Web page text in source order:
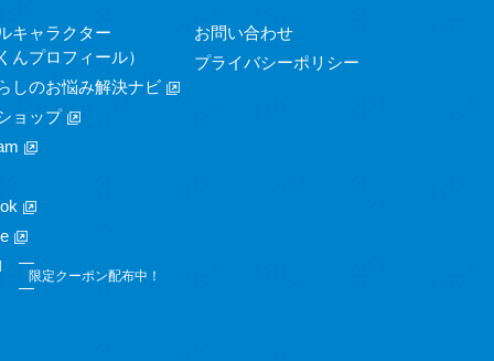
キャラクター
んプロフィール）
しのお悩み解決ナビ
ョップ
限定クーポン配布中！
お問い合わせ
プライバシーポリシー